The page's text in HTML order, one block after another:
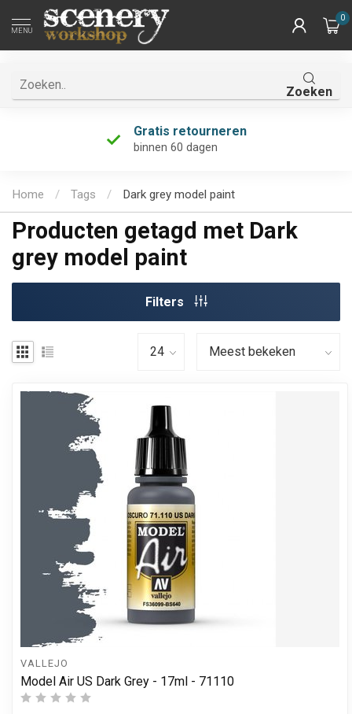
MENU
0
Zoeken
Gratis retourneren
binnen 60 dagen
Home / Tags / Dark grey model paint
Producten getagd met Dark
grey model paint
Filters
VALLEJO
Model Air US Dark Grey - 17ml - 71110